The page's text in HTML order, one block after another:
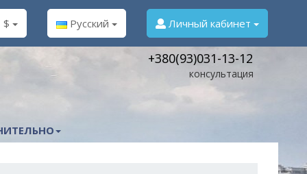
$ Русский Личный кабинет
+380(93)031-13-12
консультация